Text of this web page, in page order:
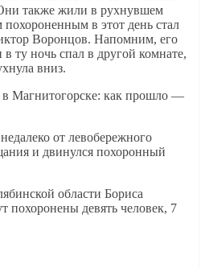
также жили в рухнувшем
в этот день стал
Воронцов. Напомним, его
ту ночь спал в другой комнате,
вниз.
от левобережного
и двинулся похоронный
области Бориса
похоронены девять человек, 7